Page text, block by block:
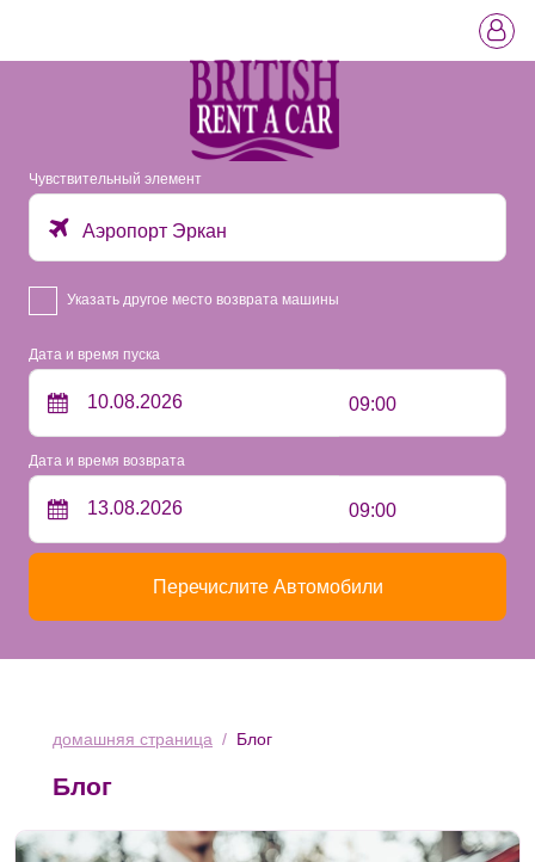
Чувствительный элемент
Аэропорт Эркан
Указать другое место возврата машины
Дата и время пуска
09:00
Дата и время возврата
09:00
Перечислите Автомобили
домашняя страница Блог
Блог